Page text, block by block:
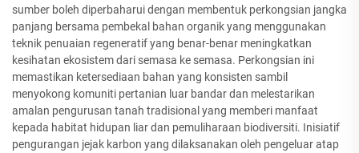
sumber boleh diperbaharui dengan membentuk perkongsian jangka
panjang bersama pembekal bahan organik yang menggunakan
teknik penuaian regeneratif yang benar-benar meningkatkan
kesihatan ekosistem dari semasa ke semasa. Perkongsian ini
memastikan ketersediaan bahan yang konsisten sambil
menyokong komuniti pertanian luar bandar dan melestarikan
amalan pengurusan tanah tradisional yang memberi manfaat
kepada habitat hidupan liar dan pemuliharaan biodiversiti. Inisiatif
pengurangan jejak karbon yang dilaksanakan oleh pengeluar atap